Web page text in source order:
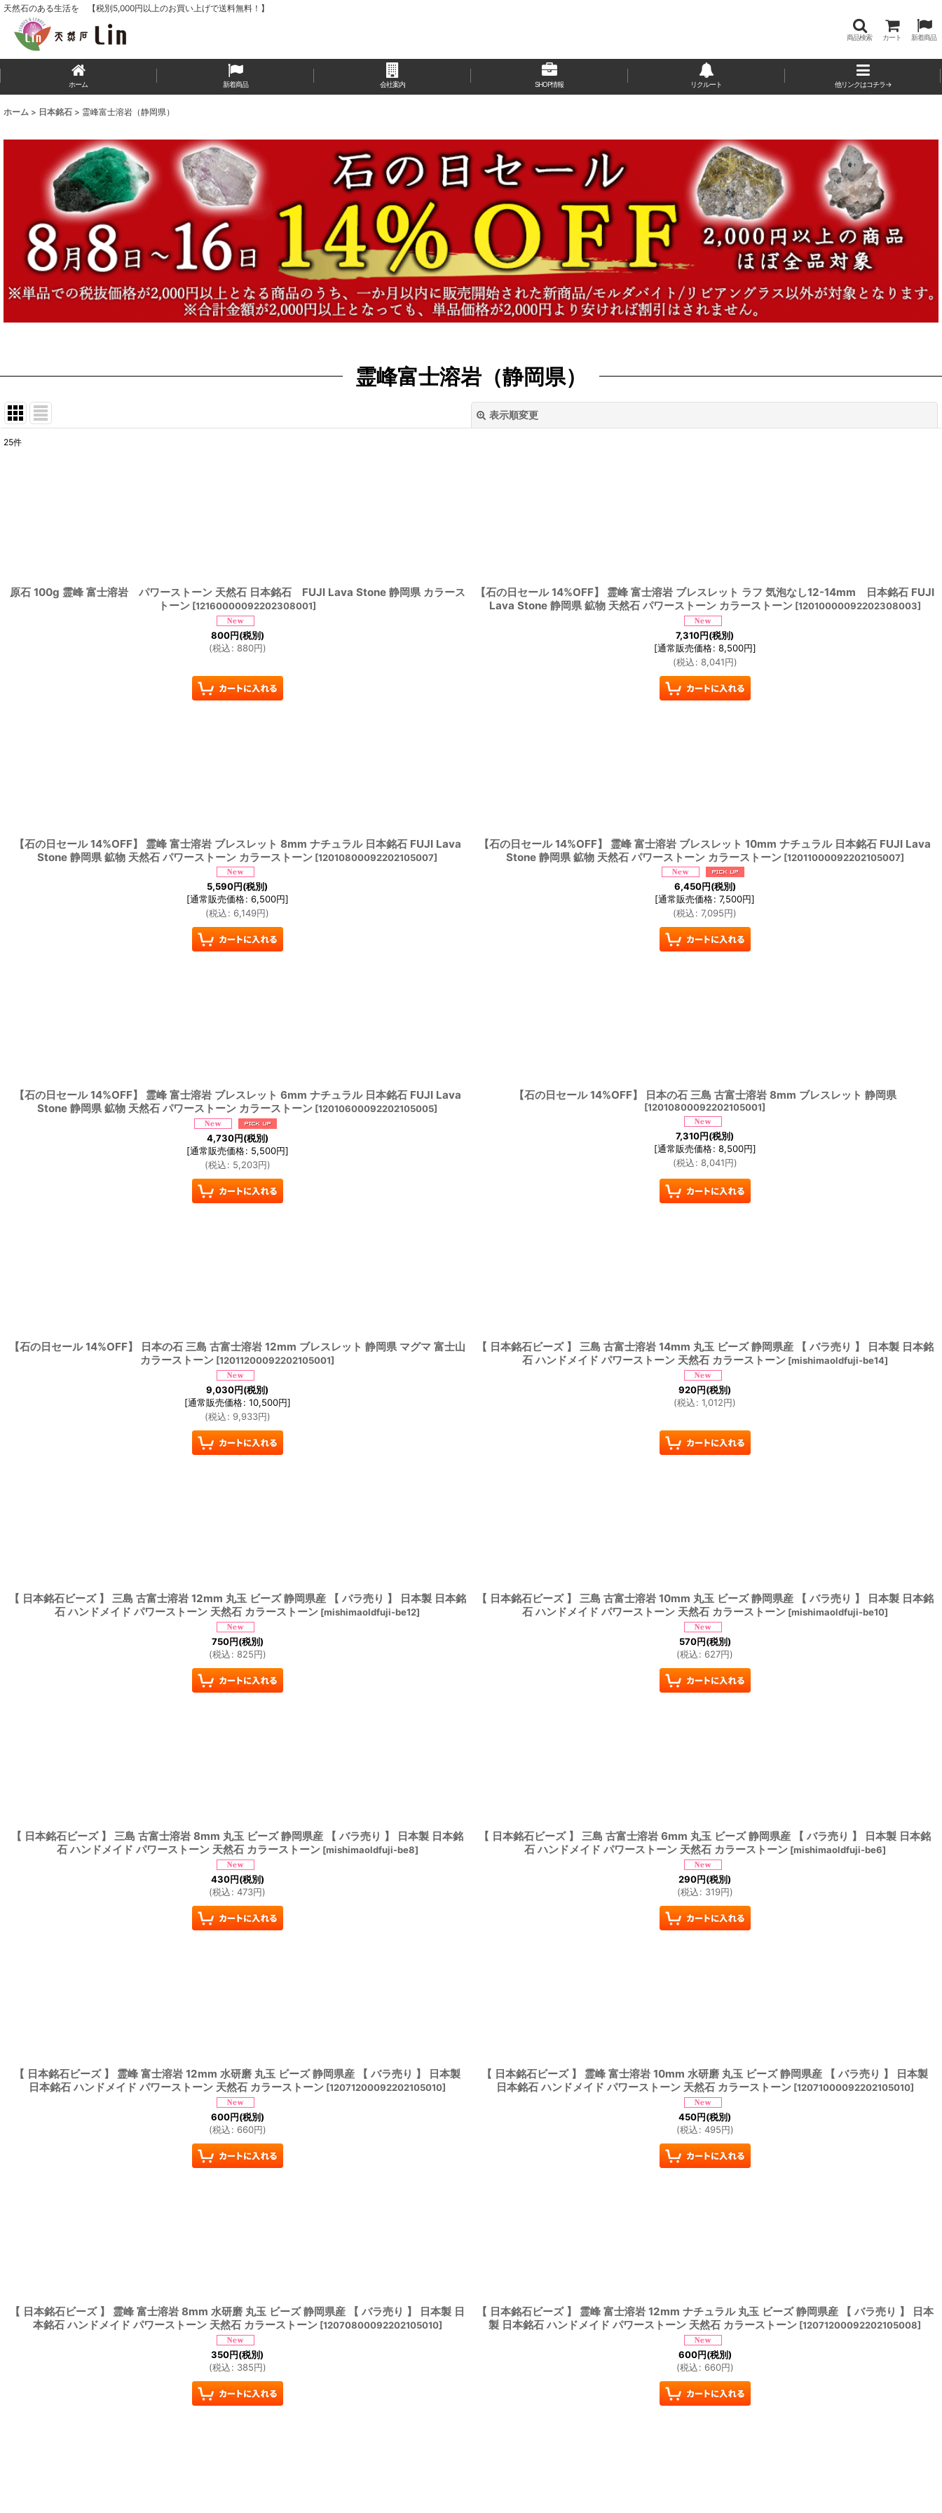
天然石のある生活を 【税別5,000円以上のお買い上げで送料無料！】
商品検索 カート 新着商品
ホーム 新着商品 会社案内 SHOP情報 リクルート 他リンクはコチラ→
ホーム > 日本銘石 > 霊峰富士溶岩（静岡県）
霊峰富士溶岩（静岡県）
表示順変更
25件
原石 100g 霊峰 富士溶岩 パワーストーン 天然石 日本銘石 FUJI Lava Stone 静岡県 カラース
トーン [12160000092202308001]
800円(税別)
(税込: 880円)
【石の日セール 14%OFF】 霊峰 富士溶岩 ブレスレット ラフ 気泡なし12-14mm 日本銘石 FUJI
Lava Stone 静岡県 鉱物 天然石 パワーストーン カラーストーン [12010000092202308003]
7,310円(税別)
[通常販売価格: 8,500円]
(税込: 8,041円)
【石の日セール 14%OFF】 霊峰 富士溶岩 ブレスレット 8mm ナチュラル 日本銘石 FUJI Lava
Stone 静岡県 鉱物 天然石 パワーストーン カラーストーン [12010800092202105007]
5,590円(税別)
[通常販売価格: 6,500円]
(税込: 6,149円)
【石の日セール 14%OFF】 霊峰 富士溶岩 ブレスレット 10mm ナチュラル 日本銘石 FUJI Lava
Stone 静岡県 鉱物 天然石 パワーストーン カラーストーン [12011000092202105007]
6,450円(税別)
[通常販売価格: 7,500円]
(税込: 7,095円)
【石の日セール 14%OFF】 霊峰 富士溶岩 ブレスレット 6mm ナチュラル 日本銘石 FUJI Lava
Stone 静岡県 鉱物 天然石 パワーストーン カラーストーン [12010600092202105005]
4,730円(税別)
[通常販売価格: 5,500円]
(税込: 5,203円)
【石の日セール 14%OFF】 日本の石 三島 古富士溶岩 8mm ブレスレット 静岡県
[12010800092202105001]
7,310円(税別)
[通常販売価格: 8,500円]
(税込: 8,041円)
【石の日セール 14%OFF】 日本の石 三島 古富士溶岩 12mm ブレスレット 静岡県 マグマ 富士山
カラーストーン [12011200092202105001]
9,030円(税別)
[通常販売価格: 10,500円]
(税込: 9,933円)
【 日本銘石ビーズ 】 三島 古富士溶岩 14mm 丸玉 ビーズ 静岡県産 【 バラ売り 】 日本製 日本銘
石 ハンドメイド パワーストーン 天然石 カラーストーン [mishimaoldfuji-be14]
920円(税別)
(税込: 1,012円)
【 日本銘石ビーズ 】 三島 古富士溶岩 12mm 丸玉 ビーズ 静岡県産 【 バラ売り 】 日本製 日本銘
石 ハンドメイド パワーストーン 天然石 カラーストーン [mishimaoldfuji-be12]
750円(税別)
(税込: 825円)
【 日本銘石ビーズ 】 三島 古富士溶岩 10mm 丸玉 ビーズ 静岡県産 【 バラ売り 】 日本製 日本銘
石 ハンドメイド パワーストーン 天然石 カラーストーン [mishimaoldfuji-be10]
570円(税別)
(税込: 627円)
【 日本銘石ビーズ 】 三島 古富士溶岩 8mm 丸玉 ビーズ 静岡県産 【 バラ売り 】 日本製 日本銘
石 ハンドメイド パワーストーン 天然石 カラーストーン [mishimaoldfuji-be8]
430円(税別)
(税込: 473円)
【 日本銘石ビーズ 】 三島 古富士溶岩 6mm 丸玉 ビーズ 静岡県産 【 バラ売り 】 日本製 日本銘
石 ハンドメイド パワーストーン 天然石 カラーストーン [mishimaoldfuji-be6]
290円(税別)
(税込: 319円)
【 日本銘石ビーズ 】 霊峰 富士溶岩 12mm 水研磨 丸玉 ビーズ 静岡県産 【 バラ売り 】 日本製
日本銘石 ハンドメイド パワーストーン 天然石 カラーストーン [12071200092202105010]
600円(税別)
(税込: 660円)
【 日本銘石ビーズ 】 霊峰 富士溶岩 10mm 水研磨 丸玉 ビーズ 静岡県産 【 バラ売り 】 日本製
日本銘石 ハンドメイド パワーストーン 天然石 カラーストーン [12071000092202105010]
450円(税別)
(税込: 495円)
【 日本銘石ビーズ 】 霊峰 富士溶岩 8mm 水研磨 丸玉 ビーズ 静岡県産 【 バラ売り 】 日本製 日
本銘石 ハンドメイド パワーストーン 天然石 カラーストーン [12070800092202105010]
350円(税別)
(税込: 385円)
【 日本銘石ビーズ 】 霊峰 富士溶岩 12mm ナチュラル 丸玉 ビーズ 静岡県産 【 バラ売り 】 日本
製 日本銘石 ハンドメイド パワーストーン 天然石 カラーストーン [12071200092202105008]
600円(税別)
(税込: 660円)